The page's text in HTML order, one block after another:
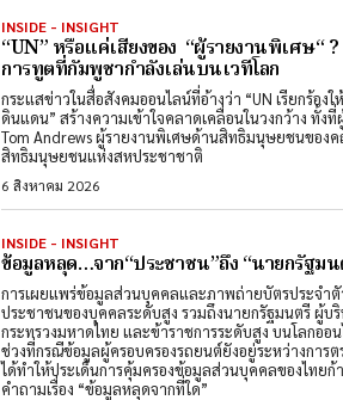
INSIDE - INSIGHT
“UN” หรือแค่เสียงของ “ผู้รายงานพิเศษ“
การทูตที่กัมพูชากำลังเล่นบนเวทีโลก
กระแสข่าวในสื่อสังคมออนไลน์ที่อ้างว่า “UN เรียกร้องใ
ดินแดน” สร้างความเข้าใจคลาดเคลื่อนในวงกว้าง ทั้ง
Tom Andrews ผู้รายงานพิเศษด้านสิทธิมนุษยชนของ
สิทธิมนุษยชนแห่งสหประชาชาติ
6 สิงหาคม 2026
INSIDE - INSIGHT
ข้อมูลหลุด…จาก“ประชาชน”ถึง “นายกรัฐมน
การเผยแพร่ข้อมูลส่วนบุคคลและภาพถ่ายบัตรประจำตั
ประชาชนของบุคคลระดับสูง รวมถึงนายกรัฐมนตรี ผู้บ
กระทรวงมหาดไทย และข้าราชการระดับสูง บนโลกออ
ช่วงที่กรณีข้อมูลผู้ครอบครองรถยนต์ยังอยู่ระหว่างการต
ได้ทำให้ประเด็นการคุ้มครองข้อมูลส่วนบุคคลของไทยก้
คำถามเรื่อง “ข้อมูลหลุดจากที่ใด”